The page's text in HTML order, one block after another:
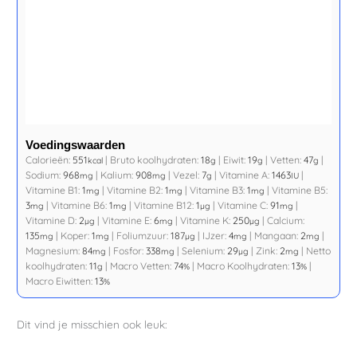
Voedingswaarden
Calorieën: 551kcal | Bruto koolhydraten:18g | Eiwit:19g |Vetten:47g |
Sodium:968mg | Kalium:908mg |Vezel: 7g |Vitamine A:1463IU |
Vitamine B1:1mg |Vitamine B2:1mg |Vitamine B3:1mg |Vitamine B5:
3mg |Vitamine B6:1mg |Vitamine B12:1µg |Vitamine C:91mg |
Vitamine D: 2µg |Vitamine E:6mg |Vitamine K: 250µg |Calcium:
135mg | Koper:1mg | Foliumzuur:187µg | IJzer:4mg | Mangaan: 2mg |
Magnesium:84mg | Fosfor:338mg |Selenium: 29µg |Zink: 2mg | Netto
koolhydraten:11g | Macro Vetten: 74% | Macro Koolhydraten:13% |
Macro Eiwitten:13%
Dit vind je misschien ook leuk: